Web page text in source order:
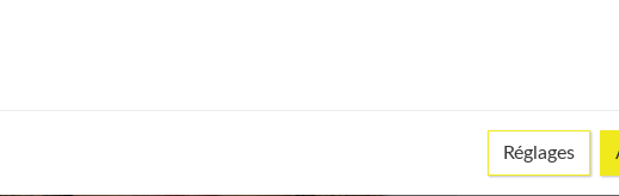
Réglages